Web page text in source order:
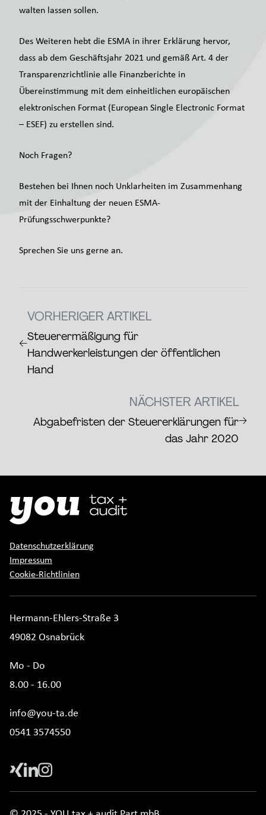
walten lassen sollen.
Des Weiteren hebt die ESMA in ihrer Erklärung hervor,
dass ab dem Geschäftsjahr 2021 und gemäß Art. 4 der
Transparenzrichtlinie alle Finanzberichte in
Übereinstimmung mit dem einheitlichen europäischen
elektronischen Format (European Single Electronic Format
– ESEF) zu erstellen sind.
Noch Fragen?
Bestehen bei Ihnen noch Unklarheiten im Zusammenhang
mit der Einhaltung der neuen ESMA-
Prüfungsschwerpunkte?
Sprechen Sie uns gerne an.
←
VORHERIGER ARTIKEL
Steuerermäßigung für
Handwerkerleistungen der öffentlichen
Hand
NÄCHSTER ARTIKEL
Abgabefristen der Steuererklärungen für
das Jahr 2020
→
Datenschutzerklärung
Impressum
Cookie-Richtlinien
Hermann-Ehlers-Straße 3
49082 Osnabrück
Mo - Do
8.00 - 16.00
info@you-ta.de
0541 3574550